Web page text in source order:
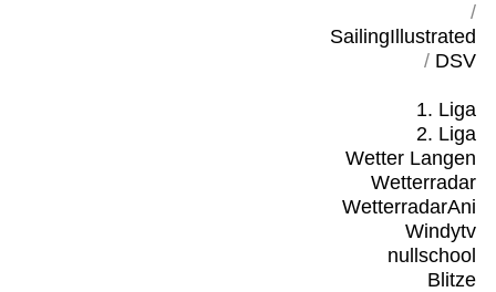
/
SailingIllustrated
/ DSV
1. Liga
2. Liga
Wetter Langen
Wetterradar
WetterradarAni
Windytv
nullschool
Blitze